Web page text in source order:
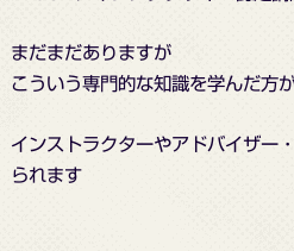
まだまだありますが
こういう専門的な知識を学んだ方
インストラクターやアドバイザー
られます